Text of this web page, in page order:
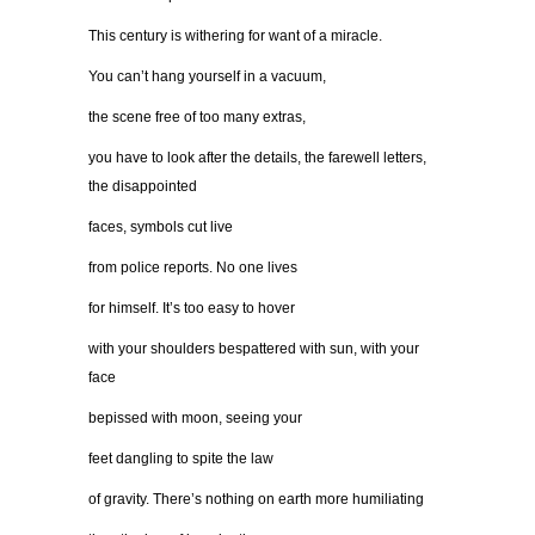
This century is withering for want of a miracle.
You can’t hang yourself in a vacuum,
the scene free of too many extras,
you have to look after the details, the farewell letters,
the disappointed
faces, symbols cut live
from police reports. No one lives
for himself. It’s too easy to hover
with your shoulders bespattered with sun, with your
face
bepissed with moon, seeing your
feet dangling to spite the law
of gravity. There’s nothing on earth more humiliating